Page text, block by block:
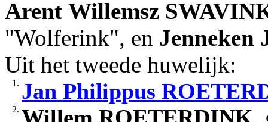
Arent Willemsz
"Wolferink", en Jenneken
Uit het tweede huwelijk:
1. Jan Philippus
2.